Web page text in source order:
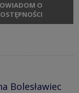
O
Bolesławiec